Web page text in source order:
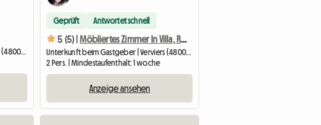
Geprüft Antwortet schnell
5 (5) | Möbliertes Zimmer In Villa, Ruhig Gelegen In Verv
2 Pers. | Mindestaufenthalt: 1 woche
Anzeige ansehen